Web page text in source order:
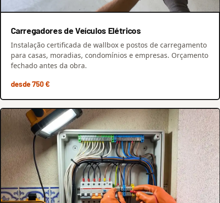
Carregadores de Veículos Elétricos
Instalação certificada de wallbox e postos de carregamento
para casas, moradias, condomínios e empresas. Orçamento
fechado antes da obra.
desde 750 €